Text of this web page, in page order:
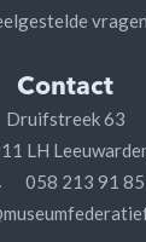
vragen
Contact
Druifstreek 63
LH
058 213 91 85